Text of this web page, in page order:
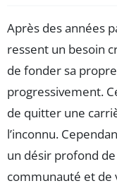
Après des années
ressent un besoin
de fonder sa
progressivement.
de quitter une
l’inconnu.
un désir profond
communauté et de